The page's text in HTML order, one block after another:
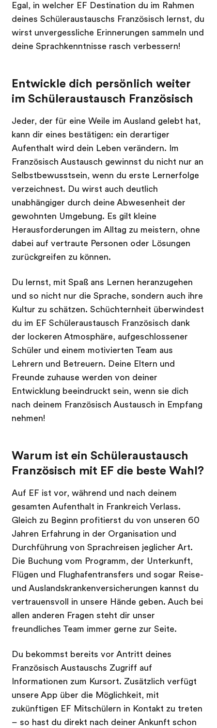
Egal, in welcher EF Destination du im Rahmen
deines Schüleraustauschs Französisch lernst, du
wirst unvergessliche Erinnerungen sammeln und
deine Sprachkenntnisse rasch verbessern!
Entwickle dich persönlich weiter
im Schüleraustausch Französisch
Jeder, der für eine Weile im Ausland gelebt hat,
kann dir eines bestätigen: ein derartiger
Aufenthalt wird dein Leben verändern. Im
Französisch Austausch gewinnst du nicht nur an
Selbstbewusstsein, wenn du erste Lernerfolge
verzeichnest. Du wirst auch deutlich
unabhängiger durch deine Abwesenheit der
gewohnten Umgebung. Es gilt kleine
Herausforderungen im Alltag zu meistern, ohne
dabei auf vertraute Personen oder Lösungen
zurückgreifen zu können.
Du lernst, mit Spaß ans Lernen heranzugehen
und so nicht nur die Sprache, sondern auch ihre
Kultur zu schätzen. Schüchternheit überwindest
du im EF Schüleraustausch Französisch dank
der lockeren Atmosphäre, aufgeschlossener
Schüler und einem motivierten Team aus
Lehrern und Betreuern. Deine Eltern und
Freunde zuhause werden von deiner
Entwicklung beeindruckt sein, wenn sie dich
nach deinem Französisch Austausch in Empfang
nehmen!
Warum ist ein Schüleraustausch
Französisch mit EF die beste Wahl?
Auf EF ist vor, während und nach deinem
gesamten Aufenthalt in Frankreich Verlass.
Gleich zu Beginn profitierst du von unseren 60
Jahren Erfahrung in der Organisation und
Durchführung von Sprachreisen jeglicher Art.
Die Buchung vom Programm, der Unterkunft,
Flügen und Flughafentransfers und sogar Reise-
und Auslandskrankenversicherungen kannst du
vertrauensvoll in unsere Hände geben. Auch bei
allen anderen Fragen steht dir unser
freundliches Team immer gerne zur Seite.
Du bekommst bereits vor Antritt deines
Französisch Austauschs Zugriff auf
Informationen zum Kursort. Zusätzlich verfügt
unsere App über die Möglichkeit, mit
zukünftigen EF Mitschülern in Kontakt zu treten
– so hast du direkt nach deiner Ankunft schon